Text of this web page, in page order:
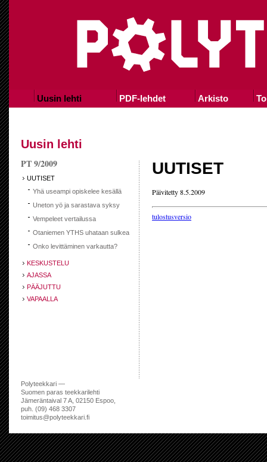
Uusin lehti PDF-lehdet Arkisto
Uusin lehti
PT 9/2009
UUTISET
Yhä useampi opiskelee kesällä
Uneton yö ja sarastava syksy
Vempeleet vertailussa
Otaniemen YTHS uhataan sulkea
Onko levittäminen varkautta?
KESKUSTELU
AJASSA
PÄÄJUTTU
VAPAALLA
UUTISET
Päivitetty 8.5.2009
tulostusversio
Polyteekkari —
Suomen paras teekkarilehti
Jämeräntaival 7 A, 02150 Espoo,
puh. (09) 468 3307
toimitus@polyteekkari.fi